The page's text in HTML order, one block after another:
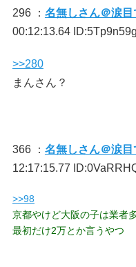
296 ： 名無しさん＠涙目
00:12:13.64
>>280
まんさん？
366 ： 名無しさん＠涙目
12:17:15.77
>>98
京都やけど大阪の子は業者
最初だけ2万とか言うやつ